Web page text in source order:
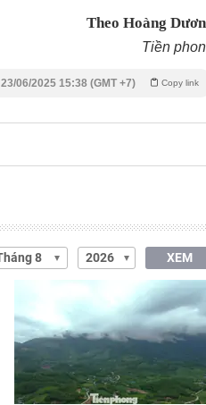
Theo Hoàng
Tiền
Copy link
23/06/2025 15:38 (GMT +7)
XEM